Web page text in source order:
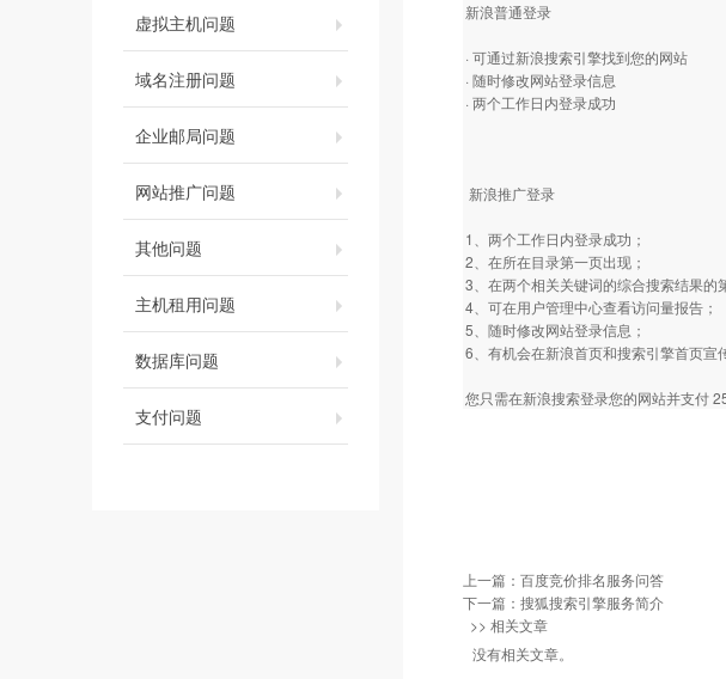
虚拟主机问题
域名注册问题
企业邮局问题
网站推广问题
其他问题
主机租用问题
数据库问题
支付问题
新浪普通登录
· 可通过新浪搜索引擎找到您的网站
· 随时修改网站登录信息
· 两个工作日内登录成功
新浪推广登录
1、两个工作日内登录成功；
2、在所在目录第一页出现；
3、在两个相关关键词的综合搜索结果的
4、可在用户管理中心查看访问量报告；
5、随时修改网站登录信息；
6、有机会在新浪首页和搜索引擎首页宣
您只需在新浪搜索登录您的网站并支付
上一篇： 百度竞价排名服务问答
下一篇： 搜狐搜索引擎服务简介
>> 相关文章
没有相关文章。